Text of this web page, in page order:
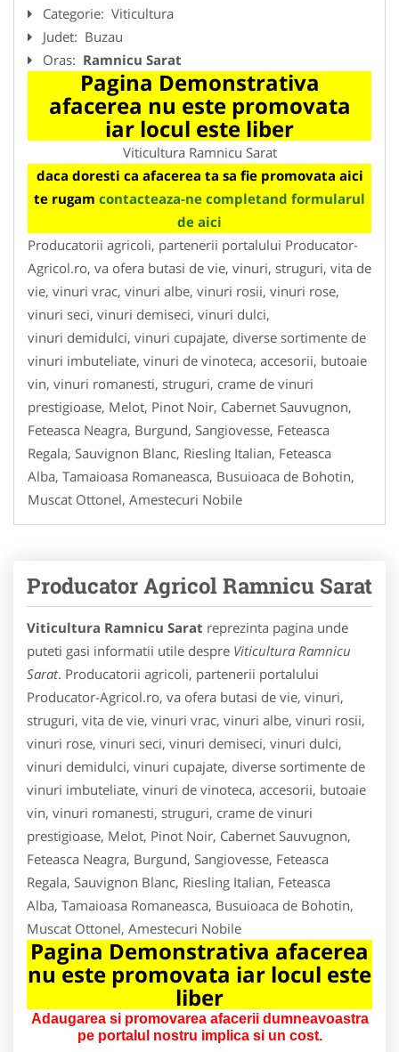
Categorie: Viticultura
Judet: Buzau
Oras: Ramnicu Sarat
Pagina Demonstrativa
afacerea nu este promovata
iar locul este liber
Viticultura Ramnicu Sarat
daca doresti ca afacerea ta sa fie promovata aici
te rugam contacteaza-ne completand formularul
de aici
Producatorii agricoli, partenerii portalului Producator-
Agricol.ro, va ofera butasi de vie, vinuri, struguri, vita de
vie, vinuri vrac, vinuri albe, vinuri rosii, vinuri rose,
vinuri seci, vinuri demiseci, vinuri dulci,
vinuri demidulci, vinuri cupajate, diverse sortimente de
vinuri imbuteliate, vinuri de vinoteca, accesorii, butoaie
vin, vinuri romanesti, struguri, crame de vinuri
prestigioase, Melot, Pinot Noir, Cabernet Sauvugnon,
Feteasca Neagra, Burgund, Sangiovesse, Feteasca
Regala, Sauvignon Blanc, Riesling Italian, Feteasca
Alba, Tamaioasa Romaneasca, Busuioaca de Bohotin,
Muscat Ottonel, Amestecuri Nobile
Producator Agricol Ramnicu Sarat
Viticultura Ramnicu Sarat reprezinta pagina unde
puteti gasi informatii utile despre Viticultura Ramnicu
Sarat. Producatorii agricoli, partenerii portalului
Producator-Agricol.ro, va ofera butasi de vie, vinuri,
struguri, vita de vie, vinuri vrac, vinuri albe, vinuri rosii,
vinuri rose, vinuri seci, vinuri demiseci, vinuri dulci,
vinuri demidulci, vinuri cupajate, diverse sortimente de
vinuri imbuteliate, vinuri de vinoteca, accesorii, butoaie
vin, vinuri romanesti, struguri, crame de vinuri
prestigioase, Melot, Pinot Noir, Cabernet Sauvugnon,
Feteasca Neagra, Burgund, Sangiovesse, Feteasca
Regala, Sauvignon Blanc, Riesling Italian, Feteasca
Alba, Tamaioasa Romaneasca, Busuioaca de Bohotin,
Muscat Ottonel, Amestecuri Nobile
Pagina Demonstrativa afacerea
nu este promovata iar locul este
liber
Adaugarea si promovarea afacerii dumneavoastra
pe portalul nostru implica si un cost.